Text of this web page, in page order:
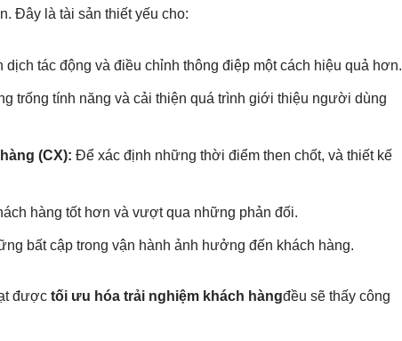
Đây là tài sản thiết yếu cho:
tác động và điều chỉnh thông điệp một cách hiệu quả hơn.
trống tính năng và cải thiện quá trình giới thiệu người dùng
(CX): Để xác định những thời điểm then chốt, và thiết kế
hàng tốt hơn và vượt qua những phản đối.
bất cập trong vận hành ảnh hưởng đến khách hàng.
được tối ưu hóa trải nghiệm khách hàngđều sẽ thấy công